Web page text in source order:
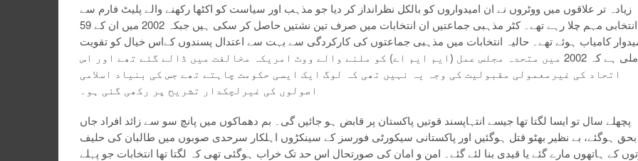
زیادہ تر علاقوں میں ووٹروں نے ان امیدواروں کو بالکل نظرانداز کر دیا جو مذہب اور سیاست کو اکٹھا رکھنے والے پلیٹ فارم سے
انتخابی مہم چلا رہے تھے۔ کٹر مذہبی جماعتیں ان انتخابات میں صرف تین نشتیں حاصل کر سکی ہیں جبکہ 2002 میں ان کے 59
کامیاب ہوئے تھے۔ حالیہ انتخابات میں مذہبی جماعتوں کی کارکردگی سے بہت سے اعتدال پسندوں کےاس خیال کو تقویت
ملی ہے کہ 2002 میں متحدہ مجلس عمل (ایم ایم اے) کو ملنے والے ووٹ امریکہ مخالفت میں ڈالے گئے تھے اور اس
اتحاد کی غیرمعمولی مقبولیت کی وجہ یہ نہیں تھی کہ لوگ ایک ایسی حکومت چاہتے تھے جس کی بنیاد اسلامی
اصولوں کی غیرلچکدار تشریح پر رکھی گئی ہو۔
پچھلے سال تو ایسا لگتا تھا جیسے انتہاپسند قوتیں پاکستان پر قابض ہو جائیں گی۔ بم دھماکوں میں پانچ سو سے زائد افراد جاں
بحق ہوگئے، بے نظیر بھٹو قتل ہوگئیں اور پاکستانی سیکورٹی فورسز کے سینکڑوں اہلکار سرحدی صوبوں میں طالبان کی حلیف
کے ہاتھوں مارے گئے یا قیدی بنا لئے گئے۔ امن و امان کی صورتحال اس حد تک خراب ہوگئی تھی کہ لگتا تھا انتخابات جو پہلے